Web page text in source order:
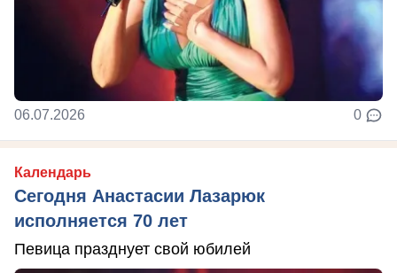
06.07.2026 0
Календарь
Сегодня Анастасии Лазарюк
исполняется 70 лет
Певица празднует свой юбилей